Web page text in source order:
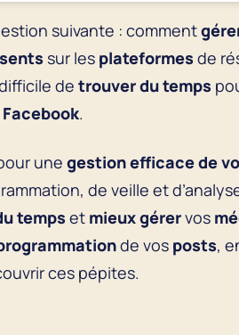
suivante : comment
sur les plateformes de
de trouver du temps
Facebook.
une gestion efficacede
de veille et
temps et mieux gérervos
de vos posts,
ces pépites.